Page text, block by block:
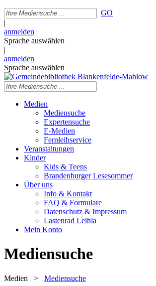
GO
|
anmelden
Sprache auswählen
|
anmelden
Sprache auswählen
Medien
Mediensuche
Expertensuche
E-Medien
Fernleihservice
Veranstaltungen
Kinder
Kids & Teens
Brandenburger Lesesommer
Über uns
Info & Kontakt
FAQ & Formulare
Datenschutz & Impressum
Lastenrad Leihla
Mein Konto
Mediensuche
Medien > Mediensuche